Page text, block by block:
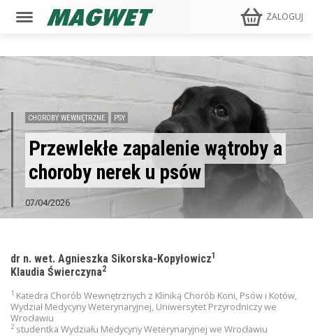
ZALOGUJ
CHOROBY WEWNĘTRZNE PSY
Przewlekłe zapalenie wątroby a
choroby nerek u psów
07/04/2026
dr n. wet. Agnieszka Sikorska-Kopyłowicz1
Klaudia Świerczyna2
1 Katedra Chorób Wewnętrznych z Kliniką Chorób Koni, Psów i Kotów,
Wydział Medycyny Weterynaryjnej, Uniwersytet Przyrodniczy we
Wrocławiu
2 studentka Wydziału Medycyny Weterynaryjnej we Wrocławiu